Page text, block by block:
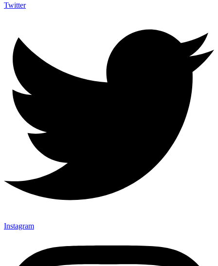
Twitter
Instagram